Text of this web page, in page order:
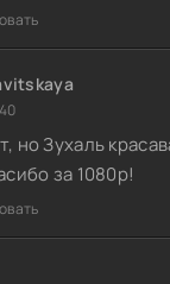
но Зухаль
за 1080p!